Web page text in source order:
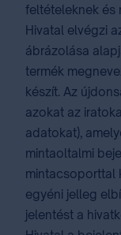
feltételeknek és
Hivatal elvégzi
ábrázolása
termék
készít. Az
azokat az
adatokat),
mintaoltalmi
mintacsoporttal
egyéni jelleg
jelentést a